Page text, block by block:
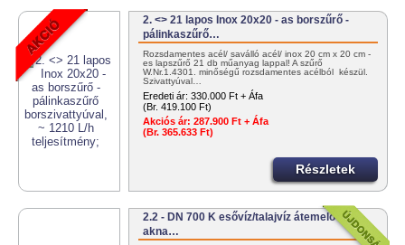
2. <> 21 lapos Inox 20x20 - as borszűrő -
pálinkaszűrő…
Rozsdamentes acél/ saválló acél/ inox 20 cm x 20 cm -
es lapszűrő 21 db műanyag lappal! A szűrő
W.Nr.1.4301. minőségű rozsdamentes acélból készül.
Szivattyúval…
Eredeti ár: 330.000 Ft + Áfa
(Br. 419.100 Ft)
Akciós ár: 287.900 Ft + Áfa
(Br. 365.633 Ft)
Részletek
2.2 - DN 700 K esővíz/talajvíz átemelő
akna…